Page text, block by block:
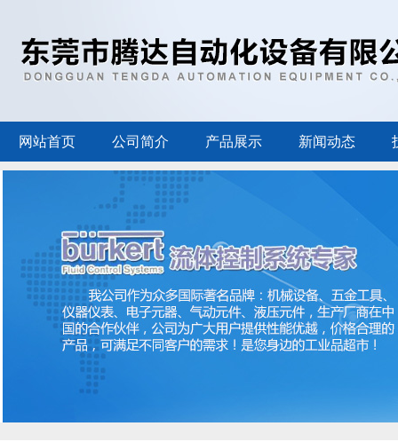
网站首页 公司简介 产品展示 新闻动态